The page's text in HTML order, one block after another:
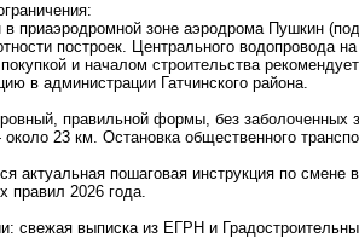
в приаэродромной зоне аэродрома Пушкин
построек. Центрального водопровода
и началом строительства
в администрации Гатчинского района.
правильной формы, без заболоченных
23 км. Остановка общественного
актуальная пошаговая инструкция по смене
правил 2026 года.
свежая выписка из ЕГРН и